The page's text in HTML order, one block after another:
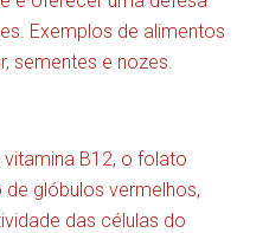
Exemplos de alimentos
sementes e nozes.
B12, o folato
glóbulos vermelhos,
das células do